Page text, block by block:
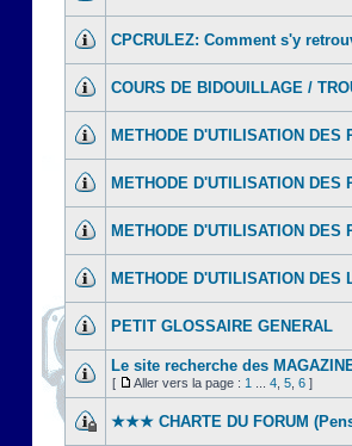
CPCRULEZ: Comment s'y
COURS DE BIDOUILLAGE /
METHODE D'UTILISATION DES
METHODE D'UTILISATION DES
METHODE D'UTILISATION DES
METHODE D'UTILISATION DES
PETIT GLOSSAIRE GENERAL
Le site recherche des
[ Aller vers la page : 1 4 5 6 ]
★★★ CHARTE DU FORUM